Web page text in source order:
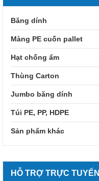
Băng dính
Màng PE cuốn pallet
Hạt chống ẩm
Thùng Carton
Jumbo băng dính
Túi PE, PP, HDPE
Sản phẩm khác
HỖ TRỢ TRỰC TUYẾN